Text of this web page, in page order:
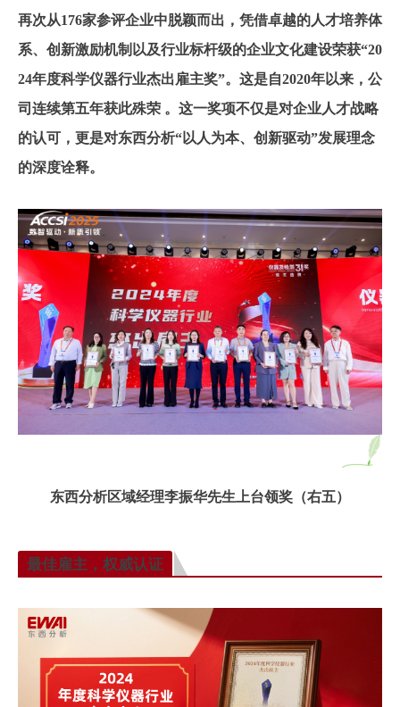
再次从176家参评企业中脱颖而出，凭借卓越的人才培养体
系、创新激励机制以及行业标杆级的企业文化建设荣获“20
24年度科学仪器行业杰出雇主奖”。这是自2020年以来，公
司连续第五年获此殊荣 。这一奖项不仅是对企业人才战略
的认可，更是对东西分析“以人为本、创新驱动”发展理念
的深度诠释。
东西分析区域经理李振华先生上台领奖（右五）
最佳雇主，权威认证